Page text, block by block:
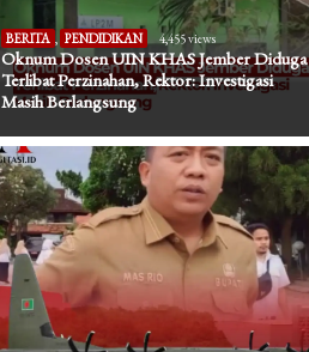
BERITA , PENDIDIKAN 4,455 views
Oknum Dosen UIN KHAS Jember Diduga
Terlibat Perzinahan, Rektor: Investigasi
Masih Berlangsung